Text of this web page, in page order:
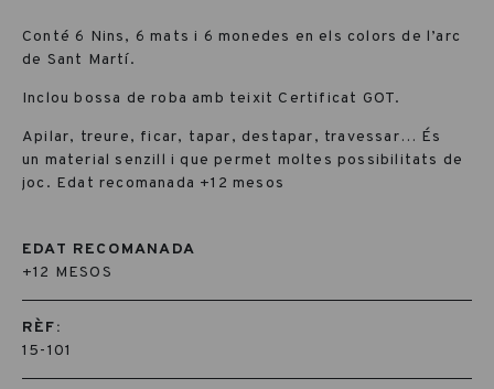
Conté 6 Nins, 6 mats i 6 monedes en els colors de l’arc
de Sant Martí.
Inclou bossa de roba amb teixit Certificat GOT.
Apilar, treure, ficar, tapar, destapar, travessar… És
un material senzill i que permet moltes possibilitats de
joc. Edat recomanada +12 mesos
EDAT RECOMANADA
+12 MESOS
RÈF:
15-101